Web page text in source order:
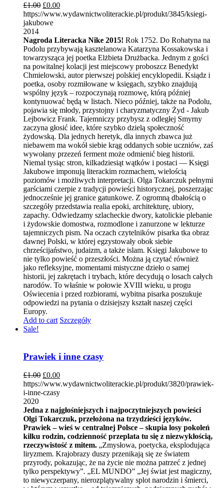
£1.00 £0.00
https://www.wydawnictwoliterackie.pl/produkt/3845/ksiegi-
jakubowe
2014
Nagroda Literacka Nike 2015! Rok 1752. Do Rohatyna na
Podolu przybywają kasztelanowa Katarzyna Kossakowska i
towarzysząca jej poetka Elżbieta Drużbacka. Jednym z gości
na powitalnej kolacji jest miejscowy proboszcz Benedykt
Chmielowski, autor pierwszej polskiej encyklopedii. Ksiądz i
poetka, osoby rozmiłowane w księgach, szybko znajdują
wspólny język – rozpoczynają rozmowę, którą później
kontynuować będą w listach. Nieco później, także na Podolu,
pojawia się młody, przystojny i charyzmatyczny Żyd - Jakub
Lejbowicz Frank. Tajemniczy przybysz z odległej Smyrny
zaczyna głosić idee, które szybko dzielą społeczność
żydowską. Dla jednych heretyk, dla innych zbawca już
niebawem ma wokół siebie krąg oddanych sobie uczniów, zaś
wywołany przezeń ferment może odmienić bieg historii.
Niemal tysiąc stron, kilkadziesiąt wątków i postaci — Księgi
Jakubowe imponują literackim rozmachem, wielością
poziomów i możliwych interpretacji. Olga Tokarczuk pełnymi
garściami czerpie z tradycji powieści historycznej, poszerzając
jednocześnie jej granice gatunkowe. Z ogromną dbałością o
szczegóły przedstawia realia epoki, architekturę, ubiory,
zapachy. Odwiedzamy szlacheckie dwory, katolickie plebanie
i żydowskie domostwa, rozmodlone i zanurzone w lekturze
tajemniczych pism. Na oczach czytelników pisarka tka obraz
dawnej Polski, w której egzystowały obok siebie
chrześcijaństwo, judaizm, a także islam. Księgi Jakubowe to
nie tylko powieść o przeszłości. Można ją czytać również
jako refleksyjne, momentami mistyczne dzieło o samej
historii, jej zakrętach i trybach, które decydują o losach całych
narodów. To właśnie w połowie XVIII wieku, u progu
Oświecenia i przed rozbiorami, wybitna pisarka poszukuje
odpowiedzi na pytania o dzisiejszy kształt naszej części
Europy.
Add to cart Szczegóły
Sale!
Prawiek i inne czasy
£1.00 £0.00
https://www.wydawnictwoliterackie.pl/produkt/3820/prawiek-
i-inne-czasy
2020
Jedna z najgłośniejszych i najpoczytniejszych powieści
Olgi Tokarczuk, przełożona na trzydzieści języków.
Prawiek – wieś w centralnej Polsce – skupia losy pokoleń
kilku rodzin, codzienność przeplata tu się z niezwykłością,
rzeczywistość z mitem. „Zmysłowa, poetycka, eksplodująca
liryzmem. Krajobrazy duszy przenikają się ze światem
przyrody, pokazując, że na życie nie można patrzeć z jednej
tylko perspektywy”. „EL MUNDO” „Jej świat jest magiczny,
to niewyczerpany, nierozplątywalny splot narodzin i śmierci,